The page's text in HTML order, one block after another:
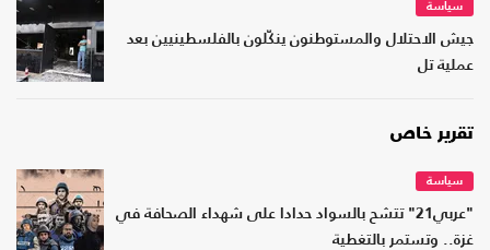
سياسة
جيش الاحتلال والمستوطنون ينكّلون بالفلسطينيين بعد
عملية تل
تقرير خاص
سياسة
"عربي21" تتشح بالسواد حدادا على شهداء الصحافة في
غزة.. وتستمر بالتغطية